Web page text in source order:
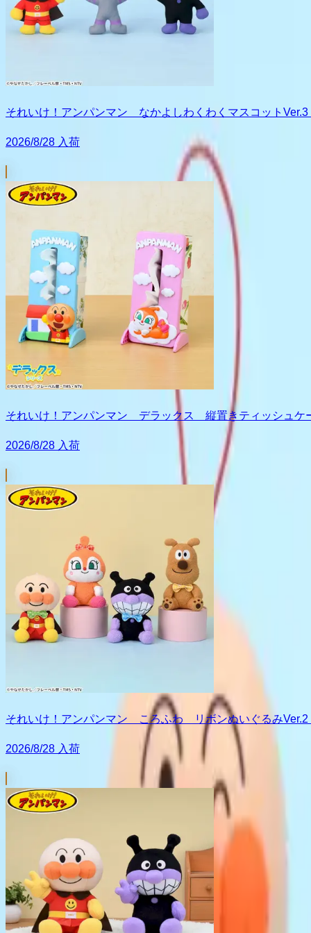
それいけ！アンパンマン なかよしわくわくマスコットVer.3
2026/8/28 入荷
それいけ！アンパンマン デラックス 縦置きティッシュケ
2026/8/28 入荷
それいけ！アンパンマン ころふわ リボンぬいぐるみVer.2
2026/8/28 入荷